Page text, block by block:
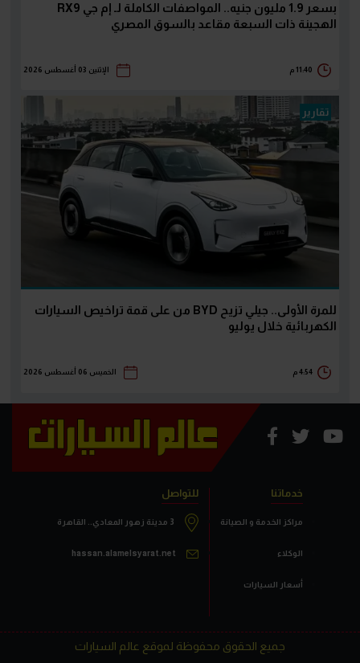
بسعر 1.9 مليون جنيه.. المواصفات الكاملة لـ إم جي RX9
الهجينة ذات السبعة مقاعد بالسوق المصري
11:40 م الإثنين 03 أغسطس 2026
تقارير
للمرة الأولى.. جيلي تزيح BYD من على قمة تراخيص السيارات
الكهربائية خلال يوليو
4:54 م الخميس 06 أغسطس 2026
خدماتنا
مراكز الخدمة و الصيانة
الوكلاء
أسعار السيارات
للتواصل
3 مدينة زهور المعادي.. القاهرة
hassan.alamelsyarat.net
جميع الحقوق محفوظة لموقع عالم السيارات